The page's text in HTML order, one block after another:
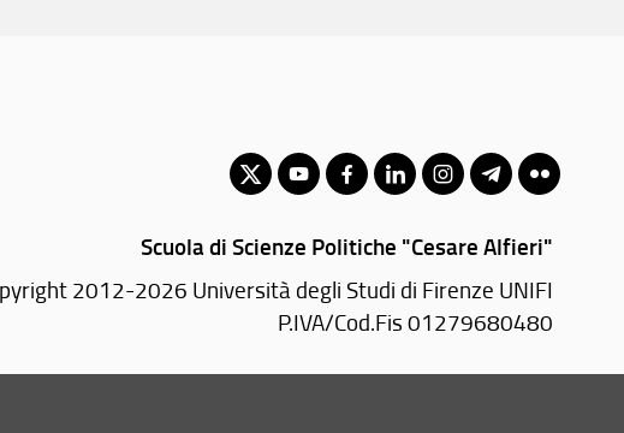
Scuola di Scienze Politiche "Cesare Alfieri"
2012-2026 Università degli Studi di Firenze UNIFI
P.IVA/Cod.Fis 01279680480